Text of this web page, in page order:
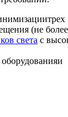
(не
света с